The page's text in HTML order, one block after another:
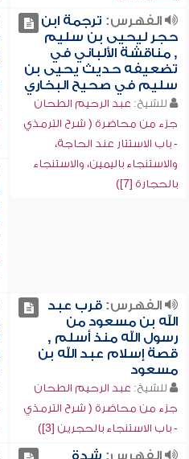
الفهرس: ترجمة ابن
حجر ليحيى بن سليم
, مناقشة الألباني في
تضعيفه حديث يحيى بن
سليم في صحيح البخاري
للشيخ: عبد الرحيم الطحان
جزء من محاضرة ( شرح الترمذي
- باب الاستتار عند الحاجة،
والاستنجاء باليمين، والاستنجاء
بالحجارة [7])
الفهرس:قرب عبد
الله بن مسعود من
رسول الله منذ أسلم ,
قصة إسلام عبد الله بن
مسعود
للشيخ: عبد الرحيم الطحان
جزء من محاضرة ( شرح الترمذي
- باب الاستنجاء بالحجرين [3])
الفهرس: شدة